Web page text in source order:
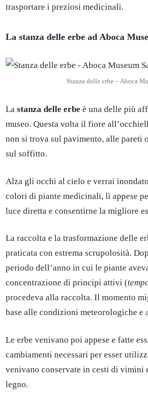
trasportare i preziosi medicinali.
La stanza delle erbe ad Aboca
Stanza delle erbe – Aboca
La stanza delle erbe è una delle più
museo. Questa volta il fiore
non si trova sul pavimento, alle pareti
sul soffitto.
Alza gli occhi al cielo e verrai
colori di piante medicinali, lì appese
luce diretta e consentirne la migliore
La raccolta e la trasformazione delle
praticata con estrema scrupolosità.
periodo dell’anno in cui le piante
concentrazione di principi attivi (
procedeva alla raccolta. Il momento
base alle condizioni meteorologiche e
Le erbe venivano poi appese e fatte
cambiamenti necessari per esser
venivano conservate in cesti di vimini
legno.